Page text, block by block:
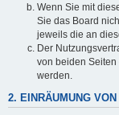
Wenn Sie mit
Sie das Board
jeweils die an
Der
von beiden
werden.
2. EINRÄUMUNG